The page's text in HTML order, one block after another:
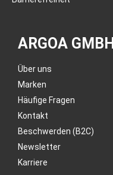
ARGOA GMBH
Über uns
Marken
Häufige Fragen
Kontakt
Beschwerden (B2C)
Newsletter
Karriere